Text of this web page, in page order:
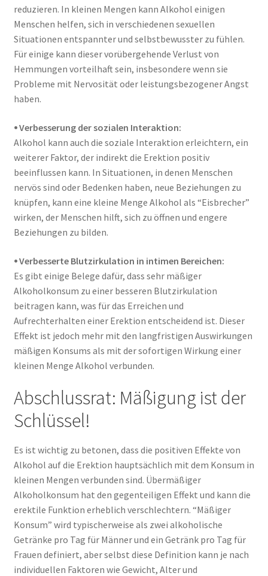
reduzieren. In kleinen Mengen kann Alkohol einigen
Menschen helfen, sich in verschiedenen sexuellen
Situationen entspannter und selbstbewusster zu fühlen.
Für einige kann dieser vorübergehende Verlust von
Hemmungen vorteilhaft sein, insbesondere wenn sie
Probleme mit Nervosität oder leistungsbezogener Angst
haben.
⦁ Verbesserung der sozialen Interaktion:
Alkohol kann auch die soziale Interaktion erleichtern, ein
weiterer Faktor, der indirekt die Erektion positiv
beeinflussen kann. In Situationen, in denen Menschen
nervös sind oder Bedenken haben, neue Beziehungen zu
knüpfen, kann eine kleine Menge Alkohol als “Eisbrecher”
wirken, der Menschen hilft, sich zu öffnen und engere
Beziehungen zu bilden.
⦁ Verbesserte Blutzirkulation in intimen Bereichen:
Es gibt einige Belege dafür, dass sehr mäßiger
Alkoholkonsum zu einer besseren Blutzirkulation
beitragen kann, was für das Erreichen und
Aufrechterhalten einer Erektion entscheidend ist. Dieser
Effekt ist jedoch mehr mit den langfristigen Auswirkungen
mäßigen Konsums als mit der sofortigen Wirkung einer
kleinen Menge Alkohol verbunden.
Abschlussrat: Mäßigung ist der
Schlüssel!
Es ist wichtig zu betonen, dass die positiven Effekte von
Alkohol auf die Erektion hauptsächlich mit dem Konsum in
kleinen Mengen verbunden sind. Übermäßiger
Alkoholkonsum hat den gegenteiligen Effekt und kann die
erektile Funktion erheblich verschlechtern. “Mäßiger
Konsum” wird typischerweise als zwei alkoholische
Getränke pro Tag für Männer und ein Getränk pro Tag für
Frauen definiert, aber selbst diese Definition kann je nach
individuellen Faktoren wie Gewicht, Alter und